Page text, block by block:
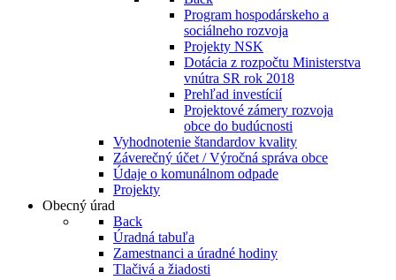
Program hospodárskeho a
sociálneho rozvoja
Projekty NSK
Dotácia z rozpočtu Ministerstva
vnútra SR rok 2018
Prehľad investícií
Projektové zámery rozvoja
obce do budúcnosti
Vyhodnotenie štandardov kvality
Záverečný účet / Výročná správa obce
Údaje o komunálnom odpade
Projekty
Obecný úrad
Back
Úradná tabuľa
Zamestnanci a úradné hodiny
Tlačivá a žiadosti